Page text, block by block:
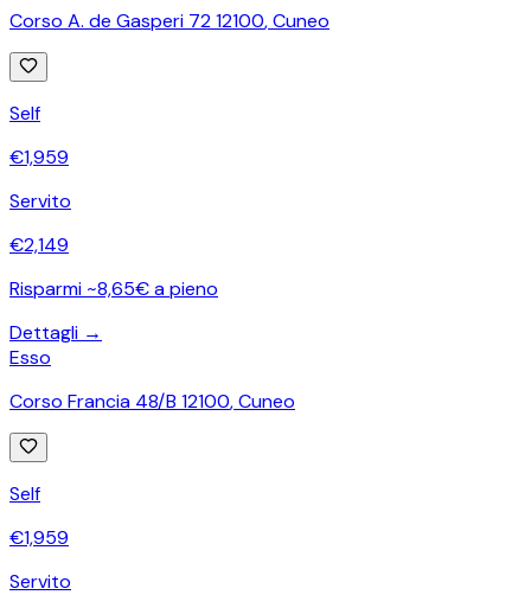
Corso A. de Gasperi 72 12100,Cuneo
Self
€1,959
Servito
€2,149
Risparmi ~8,65€ a pieno
Dettagli →
Esso
Corso Francia 48/B 12100,Cuneo
Self
€1,959
Servito